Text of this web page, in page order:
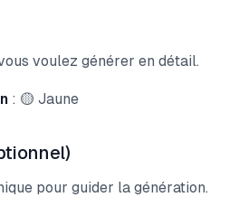
voulez générer en détail.
: 🟡 Jaune
pour guider la génération.